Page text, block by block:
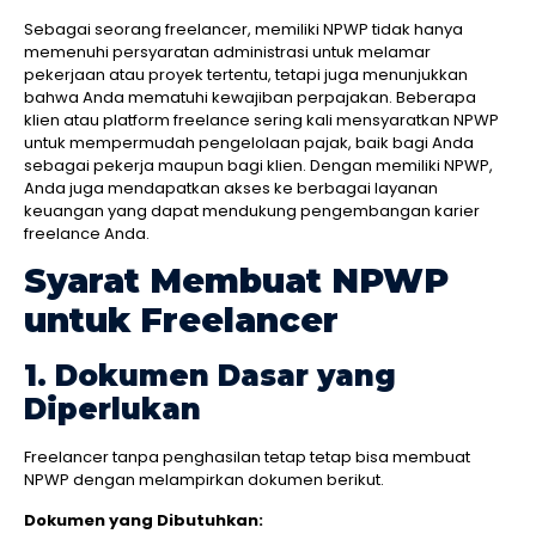
Sebagai seorang freelancer, memiliki NPWP tidak hanya
memenuhi persyaratan administrasi untuk melamar
pekerjaan atau proyek tertentu, tetapi juga menunjukkan
bahwa Anda mematuhi kewajiban perpajakan. Beberapa
klien atau platform freelance sering kali mensyaratkan NPWP
untuk mempermudah pengelolaan pajak, baik bagi Anda
sebagai pekerja maupun bagi klien. Dengan memiliki NPWP,
Anda juga mendapatkan akses ke berbagai layanan
keuangan yang dapat mendukung pengembangan karier
freelance Anda.
Syarat Membuat NPWP
untuk Freelancer
1. Dokumen Dasar yang
Diperlukan
Freelancer tanpa penghasilan tetap tetap bisa membuat
NPWP dengan melampirkan dokumen berikut.
Dokumen yang Dibutuhkan: